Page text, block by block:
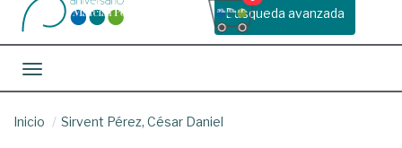
Busqueda avanzada
Toggle navigation
Inicio Sirvent Pérez, César Daniel